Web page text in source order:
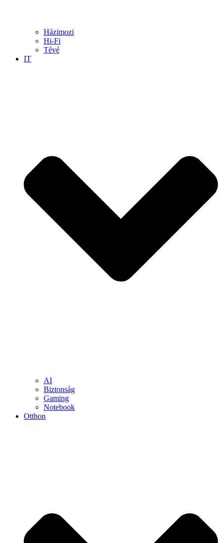
Házimozi
Hi-Fi
Tévé
IT
AI
Biztonság
Gaming
Notebook
Otthon